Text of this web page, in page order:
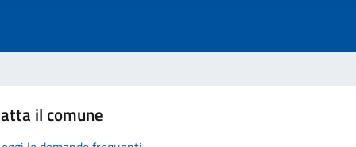
il comune